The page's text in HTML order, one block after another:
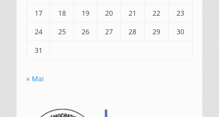
17
18 19 20 21 22
23
24
25 26 27 28 29
30
31
« Mai